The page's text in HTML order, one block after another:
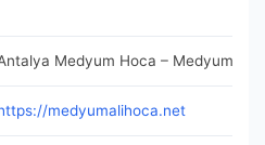
Medyum Hoca – Medyum Ali
medyumalihoca.net